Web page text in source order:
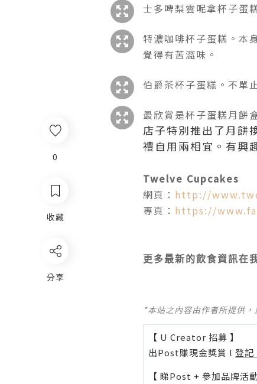
0
收藏
分享
士多啤梨雲呢拿杯子蛋
特濃咖啡杯子蛋糕 。本
覺得有苦澀味。
伯爵茶杯子蛋糕 。不單
最欣賞是杯子蛋糕月餅
店子特別推出了月餅
禮自用兩相宜。有興
Twelve Cupcakes
網頁： http://
專頁： https://
更多最新的飲食資訊在
*本站之內容由作者所提供
【 U Creator 招募 】
出Post賺現金獎賞 l 登記
【 睇Post + 參加品牌活動